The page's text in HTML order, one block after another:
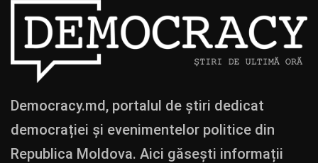
Democracy.md, portalul de știri dedicat
democrației și evenimentelor politice din
Republica Moldova. Aici găsești informații